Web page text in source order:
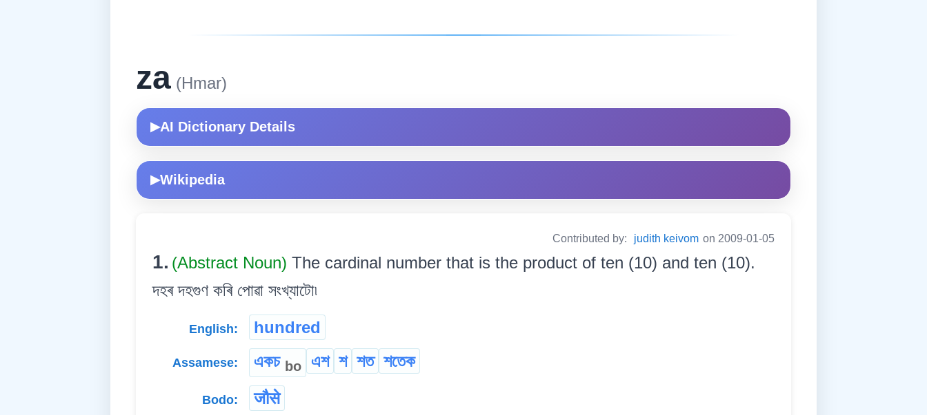
za (Hmar)
▶AI Dictionary Details
▶Wikipedia
Contributed by: judith keivom on 2009-01-05
1. (Abstract Noun) The cardinal number that is the product of ten (10) and ten (10).
দহৰ দহগুণ কৰি পোৱা সংখ্যাটো৷
English: hundred
Assamese: একচ bo এশ শ শত শতেক
Bodo: जौसे